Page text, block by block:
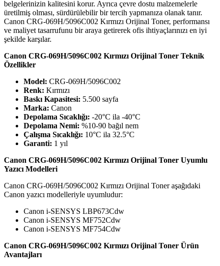
belgelerinizin kalitesini korur. Ayrıca çevre dostu malzemelerle
üretilmiş olması, sürdürülebilir bir tercih yapmanıza olanak tanır.
Canon CRG-069H/5096C002 Kırmızı Orijinal Toner, performansı
ve maliyet tasarrufunu bir araya getirerek ofis ihtiyaçlarınızı en iyi
şekilde karşılar.
Canon CRG-069H/5096C002 Kırmızı Orijinal Toner Teknik
Özellikler
Model: CRG-069H/5096C002
Renk: Kırmızı
Baskı Kapasitesi: 5.500 sayfa
Marka: Canon
Depolama Sıcaklığı: -20°C ila -40°C
Depolama Nemi: %10-90 bağıl nem
Çalışma Sıcaklığı: 10°C ila 32.5°C
Garanti: 1 yıl
Canon CRG-069H/5096C002 Kırmızı Orijinal Toner Uyumlu
Yazıcı Modelleri
Canon CRG-069H/5096C002 Kırmızı Orijinal Toner aşağıdaki
Canon yazıcı modelleriyle uyumludur:
Canon i-SENSYS LBP673Cdw
Canon i-SENSYS MF752Cdw
Canon i-SENSYS MF754Cdw
Canon CRG-069H/5096C002 Kırmızı Orijinal Toner Ürün
Avantajları